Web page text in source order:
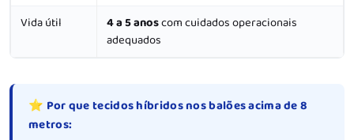
Vida útil
4 a 5 anoscom cuidados operacionais
adequados
⭐ Por que tecidos híbridos nos balões acima de 8
metros: